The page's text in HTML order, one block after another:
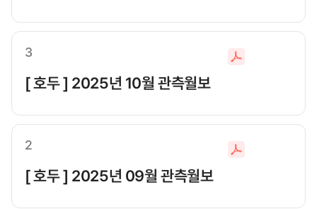
로
드
3
[ 호두 ] 2025년 10월 관측월보
파
로
드
2
[ 호두 ] 2025년 09월 관측월보
파